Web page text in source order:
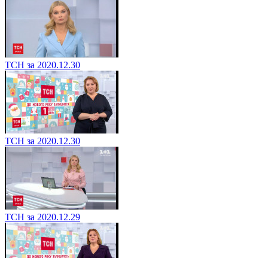
ТСН за 2020.12.30
ТСН за 2020.12.30
ТСН за 2020.12.29